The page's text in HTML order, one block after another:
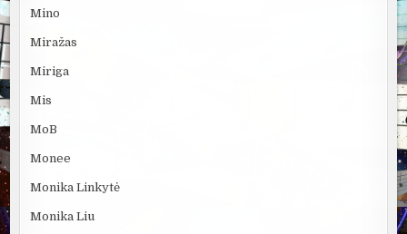
Mino
Miražas
Miriga
Mis
MoB
Monee
Monika Linkytė
Monika Liu